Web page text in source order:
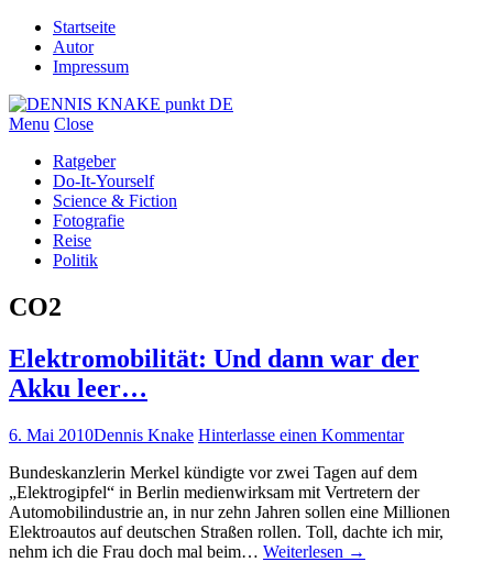
Startseite
Autor
Impressum
Menu Close
Ratgeber
Do-It-Yourself
Science & Fiction
Fotografie
Reise
Politik
CO2
Elektromobilität: Und dann war der
Akku leer…
6. Mai 2010Dennis Knake Hinterlasse einen Kommentar
Bundeskanzlerin Merkel kündigte vor zwei Tagen auf dem
„Elektrogipfel“ in Berlin medienwirksam mit Vertretern der
Automobilindustrie an, in nur zehn Jahren sollen eine Millionen
Elektroautos auf deutschen Straßen rollen. Toll, dachte ich mir,
nehm ich die Frau doch mal beim… Weiterlesen →